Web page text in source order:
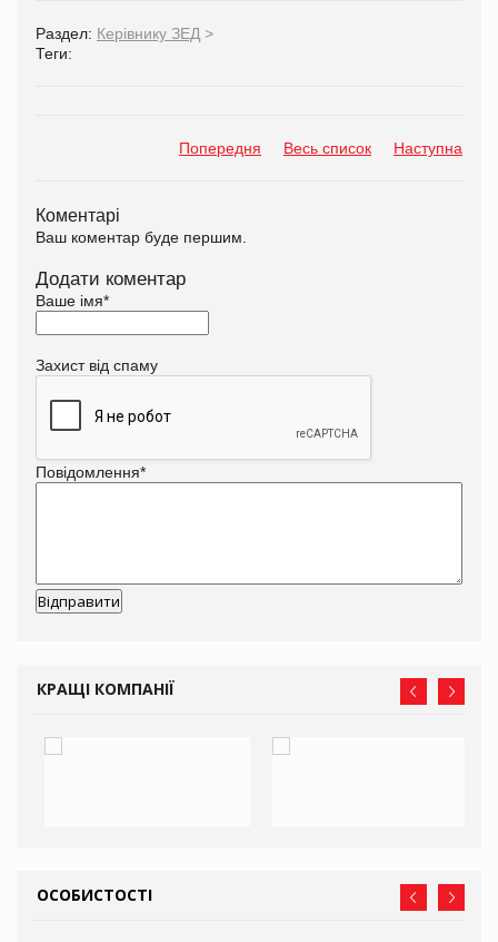
Раздел: Керівнику ЗЕД >
Теги:
Попередня Весь список Наступна
Коментарі
Ваш коментар буде першим.
Додати коментар
Ваше імя*
Захист від спаму
Повідомлення*
КРАЩІ КОМПАНІЇ
ОСОБИСТОСТІ